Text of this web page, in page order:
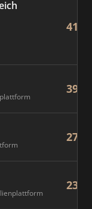
415
392
276
230